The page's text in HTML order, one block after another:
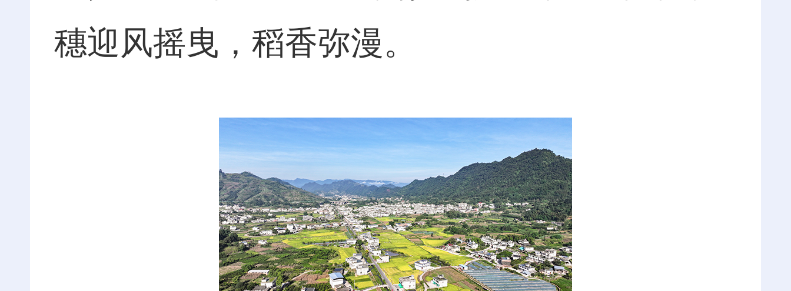
穗迎风摇曳，稻香弥漫。